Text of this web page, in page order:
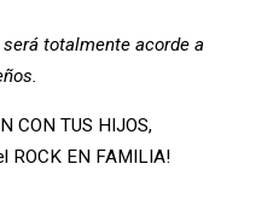
totalmente acorde a
CON TUS HIJOS,
ROCK EN FAMILIA!